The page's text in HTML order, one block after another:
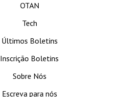
OTAN
Tech
Últimos Boletins
Inscrição Boletins
Sobre Nós
Escreva para nós